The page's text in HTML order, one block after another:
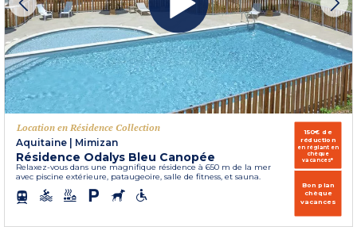
Location en Résidence Collection
Aquitaine
Mimizan
Résidence Odalys Bleu Canopée
Relaxez-vous dans une magnifique résidence à 650 m de la mer
avec piscine extérieure, pataugeoire, salle de fitness, et sauna.
150€ de
réduction
en réglant en
chèque
vacances*
Bon plan
chèque
vacances